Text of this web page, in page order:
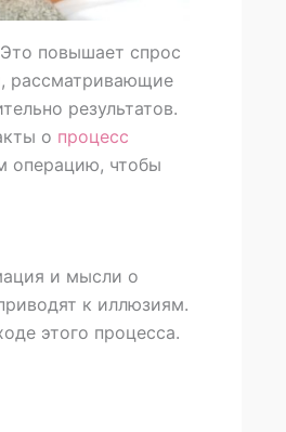
повышает спрос
рассматривающие
результатов.
о процесс
операцию, чтобы
и мысли о
к иллюзиям.
этого процесса.